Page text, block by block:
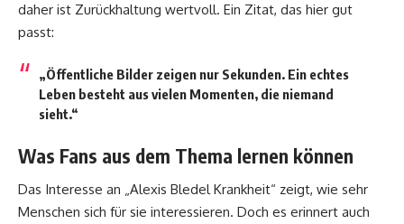
daher ist Zurückhaltung wertvoll. Ein Zitat, das hier gut
passt:
„Öffentliche Bilder zeigen nur Sekunden. Ein echtes
Leben besteht aus vielen Momenten, die niemand
sieht.“
Was Fans aus dem Thema lernen können
Das Interesse an „Alexis Bledel Krankheit“ zeigt, wie sehr
Menschen sich für sie interessieren. Doch es erinnert auch